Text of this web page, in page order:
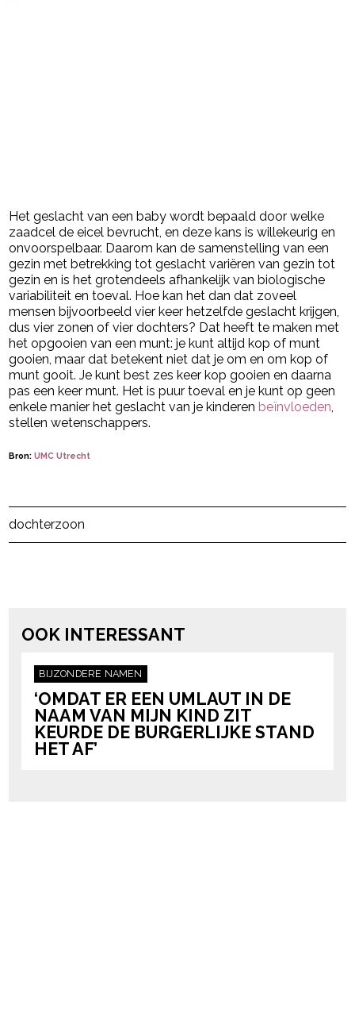
Het geslacht van een baby wordt bepaald door welke
zaadcel de eicel bevrucht, en deze kans is willekeurig en
onvoorspelbaar. Daarom kan de samenstelling van een
gezin met betrekking tot geslacht variëren van gezin tot
gezin en is het grotendeels afhankelijk van biologische
variabiliteit en toeval. Hoe kan het dan dat zoveel
mensen bijvoorbeeld vier keer hetzelfde geslacht krijgen,
dus vier zonen of vier dochters? Dat heeft te maken met
het opgooien van een munt: je kunt altijd kop of munt
gooien, maar dat betekent niet dat je om en om kop of
munt gooit. Je kunt best zes keer kop gooien en daarna
pas een keer munt. Het is puur toeval en je kunt op geen
enkele manier het geslacht van je kinderen beïnvloeden,
stellen wetenschappers.
Bron:UMC Utrecht
Post Views: 604
dochterzoon
OOK INTERESSANT
BIJZONDERE NAMEN
‘OMDAT ER EEN UMLAUT IN DE
NAAM VAN MIJN KIND ZIT
KEURDE DE BURGERLIJKE STAND
HET AF’